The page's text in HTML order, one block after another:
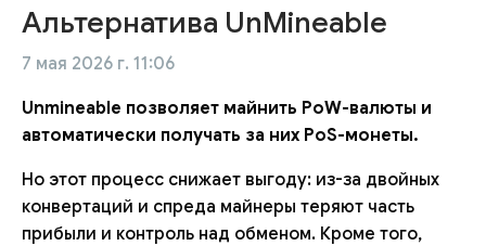
Альтернатива UnMineable
7 мая 2026 г. 11:06
Unmineable позволяет майнить PoW-валюты и
автоматически получать за них PoS-монеты.
Но этот процесс снижает выгоду: из-за двойных
конвертаций и спреда майнеры теряют часть
прибыли и контроль над обменом. Кроме того,